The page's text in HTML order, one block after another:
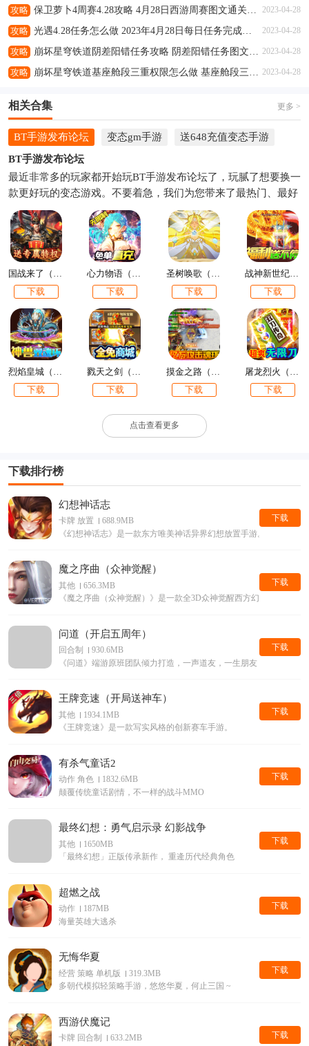
攻略 2023-04-28
攻略 2023-04-28
攻略 2023-04-28
攻略 2023-04-28
相关合集 更多 >
BT手游发布论坛 变态gm手游
送648充值变态手游
BT手游发布论坛
最近非常多的玩家都开始玩BT手游发布论坛了，玩腻了想要换一
款更好玩的变态游戏。不要着急，我们为您带来了最热门、最好
玩的变态件套免费下载，并且实时更新，为您带来最好的游戏体
验。下面就和小编一起来看看吧，总有一款BT手游发布论坛是你
喜欢的，快来下载体验吧。
下载
下载
下载
下载
下载
下载
下载
下载
点击查看更多
下载排行榜
幻想神话志
卡牌 放置
688.9MB
《幻想神话志》是一款东方唯美神话异界幻想放置手游。
下载
魔之序曲（众神觉醒）
其他
656.3MB
《魔之序曲（众神觉醒）》是一款全3D众神觉醒西方幻想手游。
下载
问道（开启五周年）
回合制
930.6MB
《问道》端游原班团队倾力打造，一声道友，一生朋友
下载
王牌竞速（开局送神车）
其他
1934.1MB
《王牌竞速》是一款写实风格的创新赛车手游。
下载
有杀气童话2
动作 角色
1832.6MB
颠覆传统童话剧情，不一样的战斗MMO
下载
最终幻想：勇气启示录 幻影战争
其他
1650MB
「最终幻想」正版传承新作， 重逄历代经典角色
下载
超燃之战
动作
187MB
海量英雄大逃杀
下载
无悔华夏
经营 策略 单机版
319.3MB
多朝代模拟轻策略手游，悠悠华夏，何止三国 ~
下载
西游伏魔记
卡牌 回合制
633.2MB
下载